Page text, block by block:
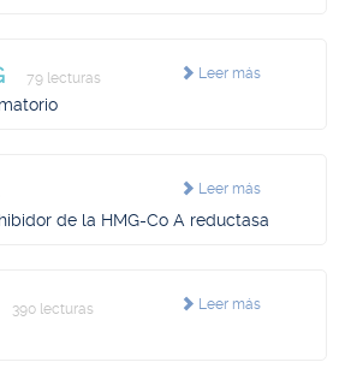
Leer más
79 lecturas
Leer más
de la HMG-Co A reductasa
Leer más
390 lecturas